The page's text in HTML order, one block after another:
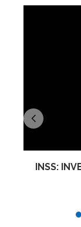
INSS: